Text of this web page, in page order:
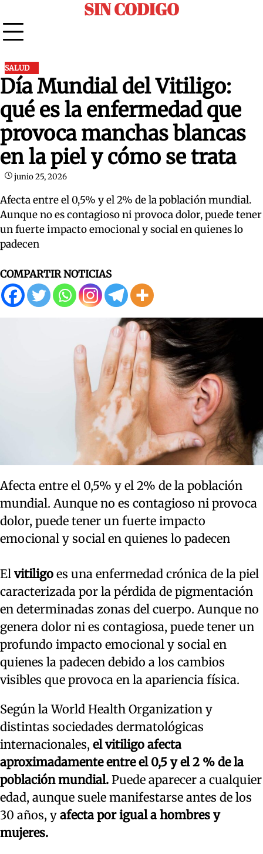
to
content
SIN CODIGO
SALUD
Día Mundial del Vitiligo:
qué es la enfermedad que
provoca manchas blancas
en la piel y cómo se trata
junio 25, 2026
Afecta entre el 0,5% y el 2% de la población mundial.
Aunque no es contagioso ni provoca dolor, puede tener
un fuerte impacto emocional y social en quienes lo
padecen
COMPARTIR NOTICIAS
Afecta entre el 0,5% y el 2% de la población
mundial. Aunque no es contagioso ni provoca
dolor, puede tener un fuerte impacto
emocional y social en quienes lo padecen
El vitiligo es una enfermedad crónica de la piel
caracterizada por la pérdida de pigmentación
en determinadas zonas del cuerpo. Aunque no
genera dolor ni es contagiosa, puede tener un
profundo impacto emocional y social en
quienes la padecen debido a los cambios
visibles que provoca en la apariencia física.
Según la World Health Organization y
distintas sociedades dermatológicas
internacionales, el vitiligo afecta
aproximadamente entre el 0,5 y el 2 % de la
población mundial. Puede aparecer a cualquier
edad, aunque suele manifestarse antes de los
30 años, y afecta por igual a hombres y
mujeres.